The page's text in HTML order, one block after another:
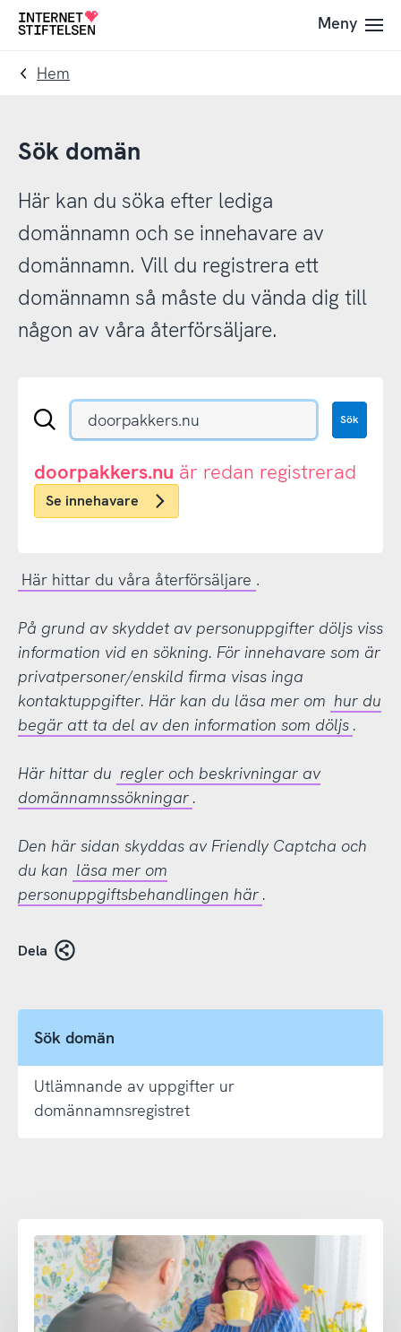
Till
navigering
Till
innehåll
Till
Meny
Hem
Sök domän
Här kan du söka efter lediga
domännamn och se innehavare av
domännamn. Vill du registrera ett
domännamn så måste du vända dig till
någon av våra återförsäljare.
Sök
eller
.nu-
domän
Sök
doorpakkers.nu är redan registrerad
Se innehavare
Här hittar du våra återförsäljare .
På grund av skyddet av personuppgifter döljs viss
information vid en sökning. För innehavare som är
privatpersoner/enskild firma visas inga
kontaktuppgifter. Här kan du läsa mer om hur du
begär att ta del av den information som döljs .
Här hittar du regler och beskrivningar av
domännamnssökningar .
Den här sidan skyddas av Friendly Captcha och
du kan läsa mer om
personuppgiftsbehandlingen här .
Dela
Sök domän
Utlämnande av uppgifter ur
domännamnsregistret